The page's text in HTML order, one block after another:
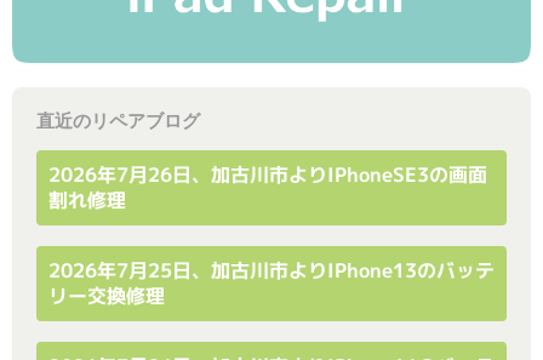
直近のリペアブログ
2026年7月26日、加古川市よりiPhoneSE3の画面
割れ修理
2026年7月25日、加古川市よりiPhone13のバッテ
リー交換修理